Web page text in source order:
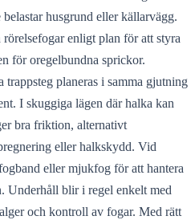
husgrund eller källarvägg.
enligt plan för att styra
för oregelbundna sprickor.
planeras i samma gjutning
I skuggiga lägen där halka kan
bra friktion, alternativt
eller halkskydd. Vid
eller mjukfog för att hantera
Underhåll blir i regel enkelt med
och kontroll av fogar. Med rätt